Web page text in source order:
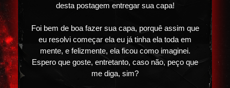
desta postagem entregar sua capa!
Foi bem de boa fazer sua capa, porquê assim que
eu resolvi começar ela eu já tinha ela toda em
mente, e felizmente, ela ficou como imaginei.
Espero que goste, entretanto, caso não, peço que
me diga, sim?